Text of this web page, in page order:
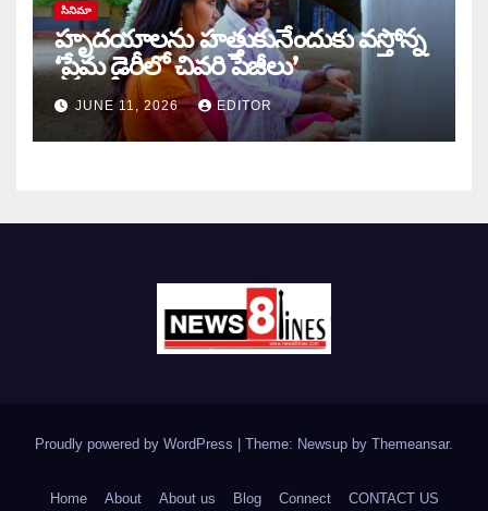
సినిమా
హృదయాలను హత్తుకునేందుకు వస్తోన్న
‘ప్రేమ డైరీలో చివరి పేజీలు’
JUNE 11, 2026 EDITOR
Proudly powered by WordPress Theme: Newsup by Themeansar.
Home About About us Blog Connect CONTACT US